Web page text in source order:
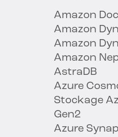
Amazon
Amazon
Amazon
Amazon
AstraDB
Azure
Stockage
Gen2
Azure